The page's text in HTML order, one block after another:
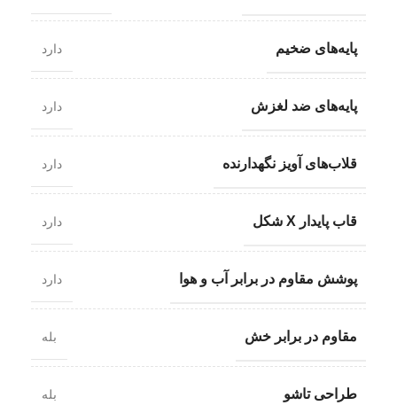
پایه‌های ضخیم دارد
پایه‌های ضد لغزش دارد
قلاب‌های آویز نگهدارنده دارد
قاب پایدار X شکل دارد
پوشش مقاوم در برابر آب و هوا دارد
مقاوم در برابر خش بله
طراحی تاشو بله